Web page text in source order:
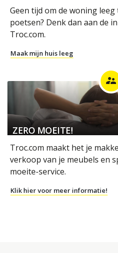
Geen tijd om de woning
poetsen? Denk dan aan de
Troc.com.
Maak mijn huis leeg
supervisor_account
ZERO MOEITE!
Troc.com maakt het je
verkoop van je meubels en
moeite-service.
Klik hier voor meer informatie!